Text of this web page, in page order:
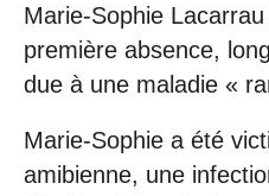
Marie-Sophie
première absence,
due à une maladie «
Marie-Sophie a été
amibienne, une